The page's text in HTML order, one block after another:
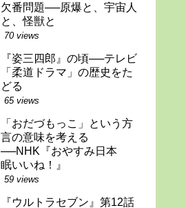
欠番問題──原爆と、宇宙人
と、怪獣と
70 views
『姿三四郎』の頃──テレビ
「柔道ドラマ」の歴史をた
どる
65 views
「おだづもっこ」という方
言の意味を考える
──NHK『おやすみ日本
眠いいね！』
59 views
『ウルトラセブン』第12話